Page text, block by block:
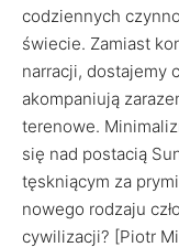
codziennych
świecie. Zamiast
narracji, dostajemy
akompaniują
terenowe.
się nad postacią
tęskniącym za
nowego rodzaju
cywilizacji? [Piotr